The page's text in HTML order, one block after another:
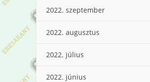
2022. szeptember
2022. augusztus
2022. július
2022. június